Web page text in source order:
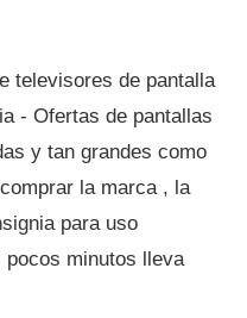
televisores de pantalla
- Ofertas de pantallas
y tan grandes como
la marca , la
para uso
pocos minutos lleva